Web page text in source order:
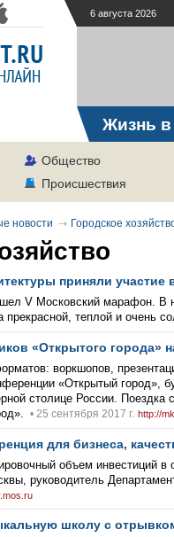
6 августа 2026
Жизнь
Общество
Происшествия
новости Городское
приняли
V Московский марафон. В
прекрасной, теплой и очень
«Открытого города»
воркшопов,
«Открытый город»,
столице России.
• 25 сентября 2017 г. http://
для бизнеса,
объем инвестиций
руководитель
школу с